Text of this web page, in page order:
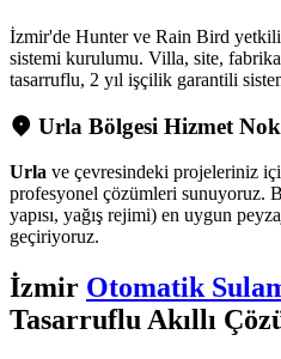
İzmir'de Hunter ve Rain Bird
sistemi kurulumu. Villa, site,
tasarruflu, 2 yıl işçilik garantili
Urla Bölgesi Hizmet
Urla ve çevresindeki projeleriniz
profesyonel çözümleri sunuyoruz.
yapısı, yağış rejimi) en uygun
geçiriyoruz.
İzmir Otomatik
Tasarruflu Akıllı